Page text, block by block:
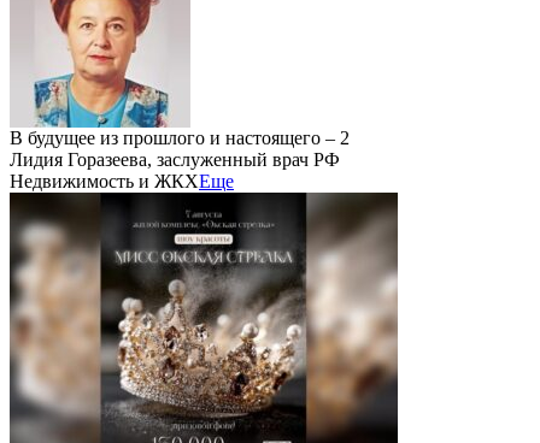
В будущее из прошлого и настоящего – 2
Лидия Горазеева, заслуженный врач РФ
Недвижимость и ЖКХЕще